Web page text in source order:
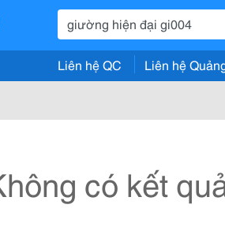
Liên hệ QC Liên hệ
có kết